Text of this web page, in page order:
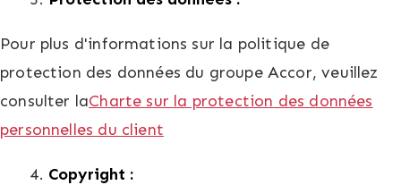
Pour plus d'informations sur la politique de
protection des données du groupe Accor, veuillez
consulter laCharte sur la protection des données
personnelles du client
Copyright :